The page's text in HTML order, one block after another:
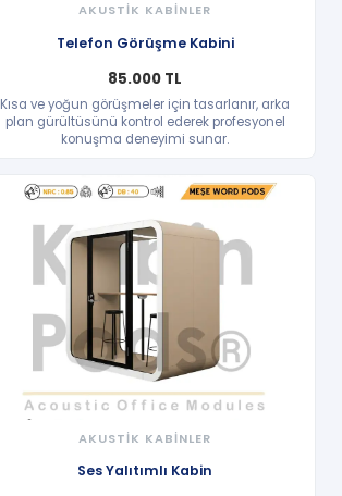
AKUSTİK KABİNLER
Telefon Görüşme Kabini
85.000 TL
Kısa ve yoğun görüşmeler için tasarlanır, arka
plan gürültüsünü kontrol ederek profesyonel
konuşma deneyimi sunar.
AKUSTİK KABİNLER
Ses Yalıtımlı Kabin